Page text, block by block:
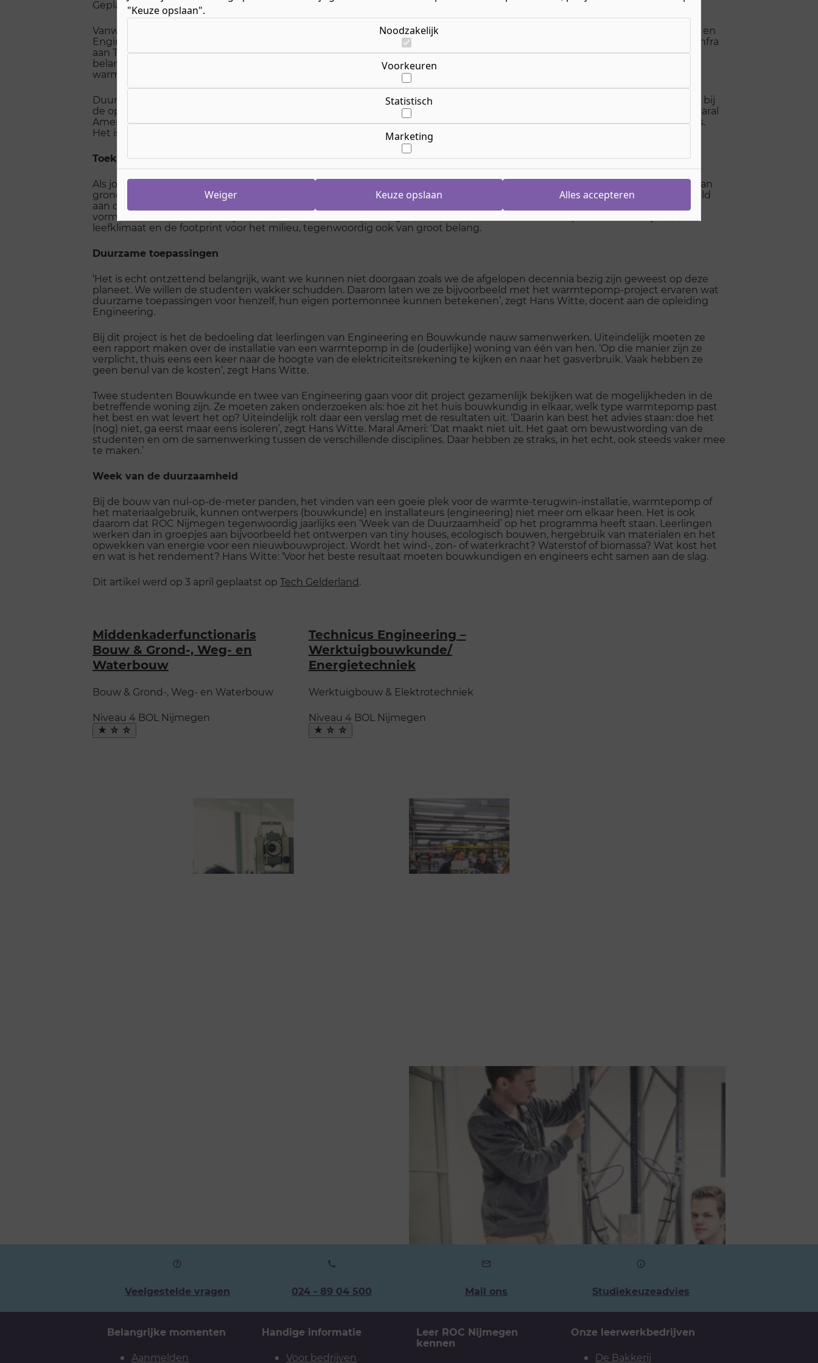
Geplaatst op 13 april 2021
Vanwege de trend dat er in de bouw steeds meer duurzame techniek wordt toegepast, werken de opleidingen Bouwkunde en
Engineering van ROC Nijmegen steeds meer samen. Zo vertelt Maral Ameri, docent Bouwkunde aan de opleiding Bouw en Infra
aan Tech Gelderland. Want duurzaamheid is in de bouw steeds vaker te horen en voor beide opleidingen in de toekomst
belangrijk. Daarom worden de leerlingen van beide afdelingen in groepjes aan het werk gezet. Bijvoorbeeld voor het
warmtepomp-project. Wat voor project dat is en hoe de opleiding eruitziet lees je hieronder.
Duurzaamheid is een woord dat in de bouw steeds vaker te horen is. Reden voor ROC Nijmegen om het als vak op te nemen bij
de opleidingen Bouwkunde en Engineering. ‘‘Hoezo dat?’, mopperen leerlingen vaak in het begin van het eerste jaar’, zegt Maral
Ameri, docent Bouwkunde aan de opleiding Bouw en Infra. ‘Tot ze ontdekken hoe leuk, belangrijk en interessant dit thema is.
Het is ook een kwestie van bewustwording.’
Toekomstig beroep
Als jongeren aan de mbo-4-opleiding Bouwkunde aan het roc beginnen, hebben ze vaak geen flauw idee dat de herkomst van
grondstoffen en bouwmaterialen een belangrijk onderdeel van hun toekomstige beroep is. Afgestudeerden gaan bijvoorbeeld
aan de slag als werkvoorbereider bij een aannemer, bouwkundig tekenaar bij een architectenkantoor of een gemeente, ze
vormen het middenkader. Bij het resultaat van hun inspanningen, de huizen, kantoren en andere panden die verrijzen, is het
leefklimaat en de footprint voor het milieu, tegenwoordig ook van groot belang.
Duurzame toepassingen
‘Het is echt ontzettend belangrijk, want we kunnen niet doorgaan zoals we de afgelopen decennia bezig zijn geweest op deze
planeet. We willen de studenten wakker schudden. Daarom laten we ze bijvoorbeeld met het warmtepomp-project ervaren wat
duurzame toepassingen voor henzelf, hun eigen portemonnee kunnen betekenen’, zegt Hans Witte, docent aan de opleiding
Engineering.
Bij dit project is het de bedoeling dat leerlingen van Engineering en Bouwkunde nauw samenwerken. Uiteindelijk moeten ze
een rapport maken over de installatie van een warmtepomp in de (ouderlijke) woning van één van hen. ‘Op die manier zijn ze
verplicht, thuis eens een keer naar de hoogte van de elektriciteitsrekening te kijken en naar het gasverbruik. Vaak hebben ze
geen benul van de kosten’, zegt Hans Witte.
Twee studenten Bouwkunde en twee van Engineering gaan voor dit project gezamenlijk bekijken wat de mogelijkheden in de
betreffende woning zijn. Ze moeten zaken onderzoeken als: hoe zit het huis bouwkundig in elkaar, welk type warmtepomp past
het best en wat levert het op? Uiteindelijk rolt daar een verslag met de resultaten uit. ‘Daarin kan best het advies staan: doe het
(nog) niet, ga eerst maar eens isoleren’, zegt Hans Witte. Maral Ameri: ‘Dat maakt niet uit. Het gaat om bewustwording van de
studenten en om de samenwerking tussen de verschillende disciplines. Daar hebben ze straks, in het echt, ook steeds vaker mee
te maken.’
Week van de duurzaamheid
Bij de bouw van nul-op-de-meter panden, het vinden van een goeie plek voor de warmte-terugwin-installatie, warmtepomp of
het materiaalgebruik, kunnen ontwerpers (bouwkunde) en installateurs (engineering) niet meer om elkaar heen. Het is ook
daarom dat ROC Nijmegen tegenwoordig jaarlijks een ‘Week van de Duurzaamheid’ op het programma heeft staan. Leerlingen
werken dan in groepjes aan bijvoorbeeld het ontwerpen van tiny houses, ecologisch bouwen, hergebruik van materialen en het
opwekken van energie voor een nieuwbouwproject. Wordt het wind-, zon- of waterkracht? Waterstof of biomassa? Wat kost het
en wat is het rendement? Hans Witte: ‘Voor het beste resultaat moeten bouwkundigen en engineers echt samen aan de slag.
Dit artikel werd op 3 april geplaatst op Tech Gelderland.
Middenkaderfunctionaris
Bouw & Grond-, Weg- en
Waterbouw
Bouw & Grond-, Weg- en Waterbouw
Niveau 4 BOL Nijmegen
Maak
favoriet
Technicus Engineering –
Werktuigbouwkunde/​
Energietechniek
Werktuigbouw & Elektrotechniek
Niveau 4 BOL Nijmegen
Maak
favoriet
Veelgestelde vragen
Ons
024 - 89 04 500 Mail ons Studiekeuzeadvies
Belangrijke momenten
Aanmelden
Handige informatie
Voor bedrijven
Leer ROC Nijmegen
kennen
Onze leerwerkbedrijven
De Bakkerij
"Keuze opslaan".
Noodzakelijk
Voorkeuren
Statistisch
Marketing
Weiger Keuze opslaan Alles accepteren